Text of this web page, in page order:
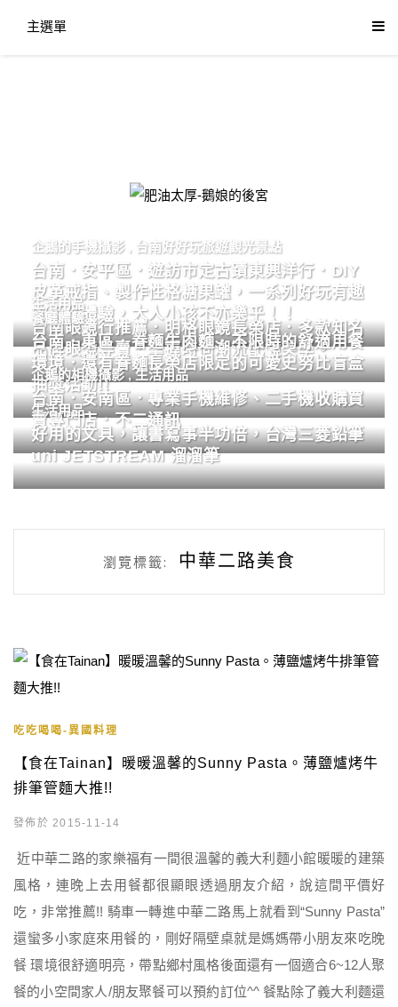
主選單
肥油太厚-鵝娘的後宮
企鵝的手機攝影 台南好好玩旅遊觀光景點
台南．安平區．遊訪市定古蹟東興洋行．DIY
皮革戒指、製作性格糖果罐，一系列好玩有趣
的手作體驗，大人小孩不亦樂乎！！
生活用品
台南眼鏡行推薦．明格眼鏡長榮店．多款知名
品牌眼鏡專賣．掌握時尚潮流配鏡美學。
餐廳體驗
台南．東區．眷麵牛肉麵．不限時的舒適用餐
環境．還有眷麵長榮店限定的可愛史努比盲盒
抽獎活動!!
企鵝的相機攝影,生活用品
台南．安南區．專業手機維修、二手機收購買
賣專門店．不二通訊
生活用品
好用的文具，讓書寫事半功倍，台灣三菱鉛筆
uni JETSTREAM 溜溜筆
瀏覽標籤: 中華二路美食
吃吃喝喝-異國料理
【食在Tainan】暖暖溫馨的Sunny Pasta。薄鹽爐烤牛
排筆管麵大推!!
發佈於 2015-11-14
近中華二路的家樂福有一間很溫馨的義大利麵小館暖暖的建築
風格，連晚上去用餐都很顯眼透過朋友介紹，說這間平價好
吃，非常推薦!! 騎車一轉進中華二路馬上就看到“Sunny Pasta”
還蠻多小家庭來用餐的，剛好隔壁桌就是媽媽帶小朋友來吃晚
餐 環境很舒適明亮，帶點鄉村風格後面還有一個適合6~12人聚
餐的小空間家人/朋友聚餐可以預約訂位^^ 餐點除了義大利麵還